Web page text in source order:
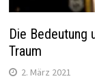
Die Bedeutung
Traum
2. März 2021